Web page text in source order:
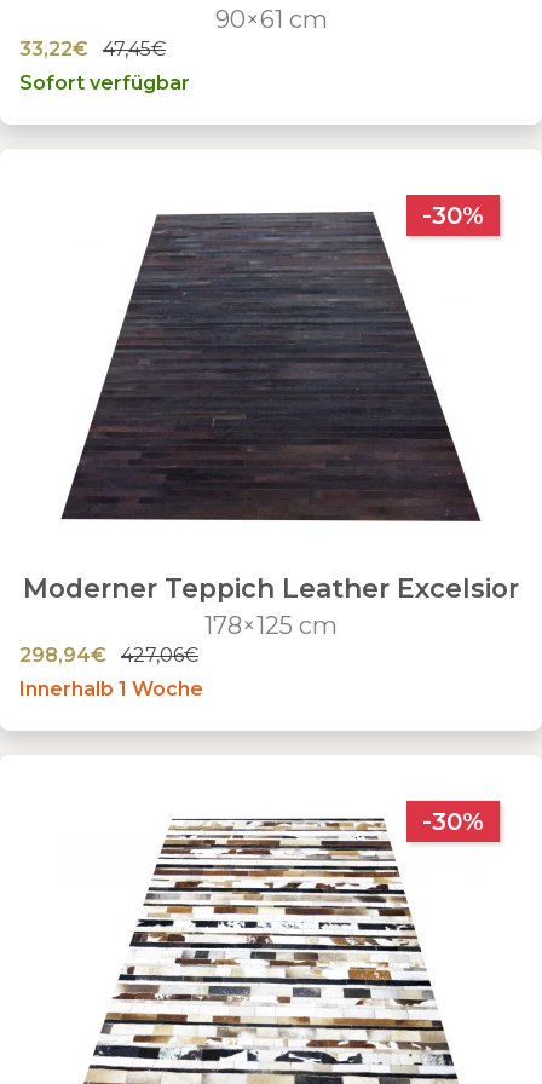
90×61 cm
33,22€
47,45€
Sofort verfügbar
-30%
Moderner Teppich Leather Excelsior
178×125 cm
298,94€
427,06€
Innerhalb 1 Woche
-30%